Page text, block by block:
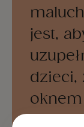
jest,
dzieci,
oknem